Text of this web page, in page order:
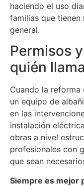
haciendo el uso
familias que tienen
general.
Permisos
quién
Cuando la reforma
un equipo de
en las
instalación
obras a nivel
profesionales con
que sean
Siempre es mejor